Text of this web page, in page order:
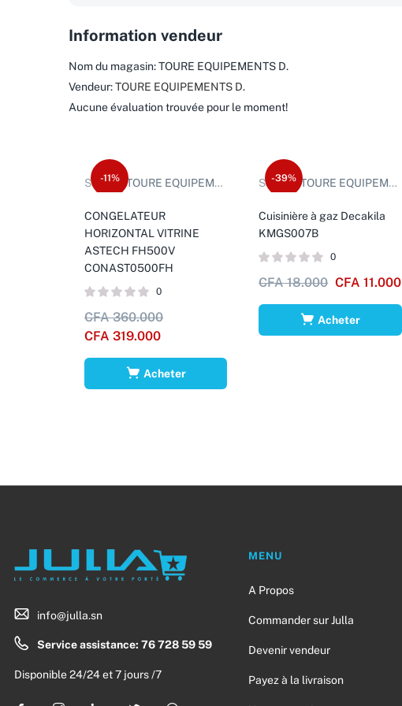
Information vendeur
Nom du magasin:TOURE EQUIPEMENTS D.
Vendeur:TOURE EQUIPEMENTS D.
Aucune évaluation trouvée pour le moment!
-11%
Sold by: TOURE EQUIPEMENTS D.
CONGELATEUR
HORIZONTAL VITRINE
ASTECH FH500V
CONAST0500FH
0
CFA360.000
CFA 319.000
Acheter
-39%
Sold by: TOURE EQUIPEMENTS D.
Cuisinière à gaz Decakila
KMGS007B
0
CFA18.000 CFA 11.000
Acheter
info@julla.sn
Service assistance: 76 728 59 59
Disponible 24/24 et 7 jours /7
MENU
A Propos
Commander sur Julla
Devenir vendeur
Payez à la livraison